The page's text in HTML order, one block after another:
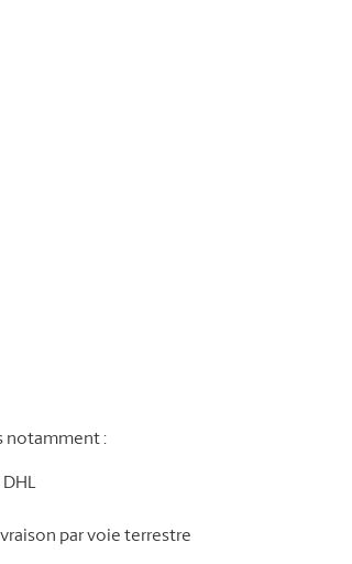
notamment :
par voie terrestre